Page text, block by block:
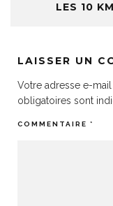
LES 10
LAISSER UN
Votre adresse e-
obligatoires sont
COMMENTAIRE *